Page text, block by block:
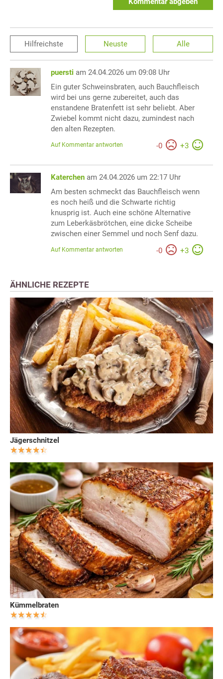
Hilfreichste Neuste Alle
puersti am 24.04.2026 um 09:08 Uhr
Ein guter Schweinsbraten, auch Bauchfleisch
wird bei uns gerne zubereitet, auch das
enstandene Bratenfett ist sehr beliebt. Aber
Zwiebel kommt nicht dazu, zumindest nach
den alten Rezepten.
-0 +3
Auf Kommentar antworten
Katerchen am 24.04.2026 um 22:17 Uhr
Am besten schmeckt das Bauchfleisch wenn
es noch heiß und die Schwarte richtig
knusprig ist. Auch eine schöne Alternative
zum Leberkäsbrötchen, eine dicke Scheibe
zwischen einer Semmel und noch Senf dazu.
-0 +3
Auf Kommentar antworten
ÄHNLICHE REZEPTE
Jägerschnitzel
Kümmelbraten